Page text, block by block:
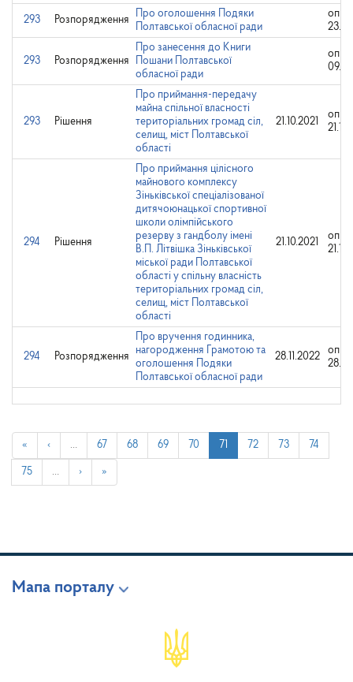
293 Розпорядження
Про оголошення Подяки
Полтавської обласної ради
293 Розпорядження
Про занесення до Книги
Пошани Полтавської
обласної ради
293 Рішення
Про приймання-передачу
майна спільної власності
територіальних громад сіл,
селищ, міст Полтавської
області
21.10.2021
294 Рішення
Про приймання цілісного
майнового комплексу
Зіньківської спеціалізованої
дитячоюнацької спортивної
школи олімпійського
резерву з гандболу імені
В.П. Літвішка Зіньківської
міської ради Полтавської
області у спільну власність
територіальних громад сіл,
селищ, міст Полтавської
області
21.10.2021
294 Розпорядження
Про вручення годинника,
нагородження Грамотою та
оголошення Подяки
Полтавської обласної ради
28.11.2022
« ‹ … 67 68 69 70 71 72 73 74
75 … › »
Мапа порталу